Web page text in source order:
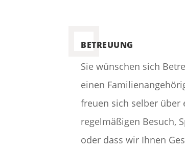
BETREUUNG
Sie wünschen sich
einen
freuen sich selber über
regelmäßigen Besuch,
oder dass wir Ihnen